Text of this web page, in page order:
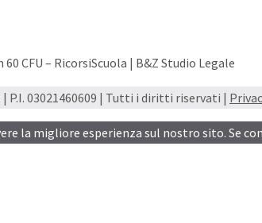
CFU – RicorsiScuola | B&Z Studio Legale
P.I. 03021460609 | Tutti i diritti riservati |
la migliore esperienza sul nostro sito. Se